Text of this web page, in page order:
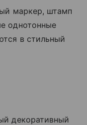
маркер, штамп
однотонные
в стильный
декоративный